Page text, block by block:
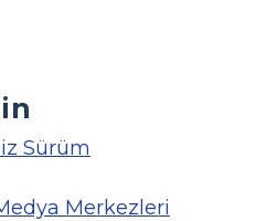
Sürüm
Merkezleri